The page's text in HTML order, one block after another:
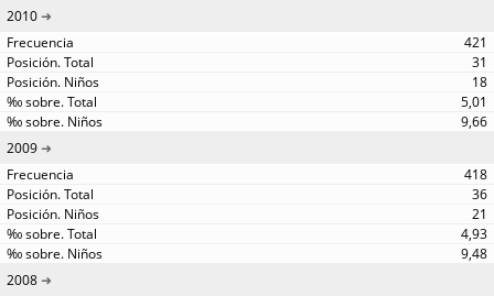
2010
421
31
18
5,01
9,66
2009
418
36
21
4,93
9,48
2008